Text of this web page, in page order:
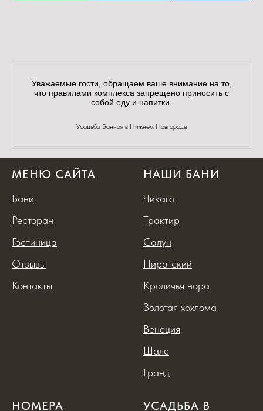
Уважаемые гости, обращаем ваше внимание на то,
что правилами комплекса запрещено приносить с
собой еду и напитки
Усадьба Банная в Нижнем Новгороде
МЕНЮ САЙТА
Бани
Ресторан
Гостиница
Отзывы
Контакты
НАШИ БАНИ
Чикаго
Трактир
Салун
Пиратский
Кроличья нора
Золотая хохлома
Венеция
Шале
Гранд
НОМЕРА УСАДЬБА В